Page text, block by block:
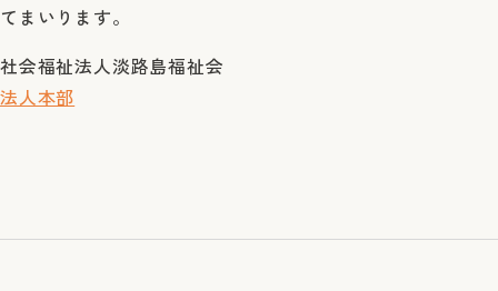
てまいります。
社会福祉法人淡路島福祉会
法人本部